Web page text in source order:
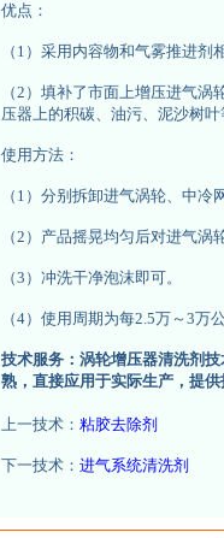
优点：
（1）采用内容物和气雾推进
（2）填补了市面上增压进气
压器上的积碳、油污、泥沙树
使用方法：
（1）分别拆卸进气涡轮、中冷
（2）产品摇晃均匀后对进气
（3）冲洗干净泡沫即可。
（4）使用周期为每2.5万～3万
技术服务：涡轮增压器清洗剂
熟，直接应用于实际生产，提
上一技术： 粘胶去除剂
下一技术： 进气系统清洗剂